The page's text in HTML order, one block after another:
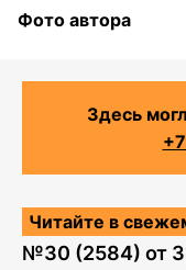
Фото автора
Здесь
Читайте в
№30 (2584) от